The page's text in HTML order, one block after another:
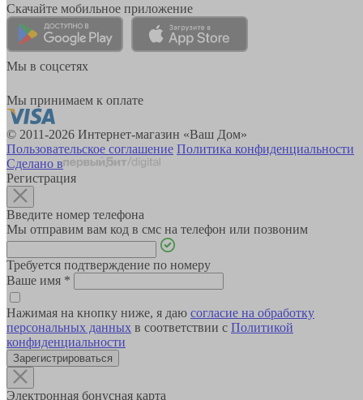
Скачайте мобильное приложение
Мы в соцсетях
Мы принимаем к оплате
© 2011-2026 Интернет-магазин «Ваш Дом»
Пользовательское соглашение Политика конфиденциальности
Сделано в
Регистрация
Введите номер телефона
Мы отправим вам код в смс на телефон или позвоним
Требуется подтверждение по номеру
Ваше имя *
Нажимая на кнопку ниже, я даю согласие на обработку
персональных данных в соответствии с Политикой
конфиденциальности
Зарегистрироваться
Электронная бонусная карта